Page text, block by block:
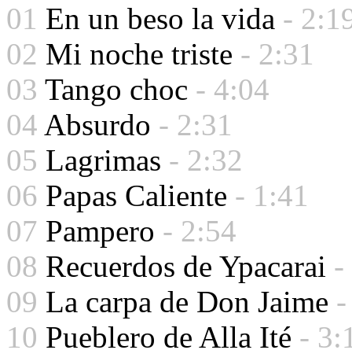
01 En un beso la vida -
02 Mi noche triste - 2:31
03 Tango choc - 4:04
04 Absurdo - 2:31
05 Lagrimas - 2:32
06 Papas Caliente - 1:41
07 Pampero - 2:54
08 Recuerdos de Ypacarai -
09 La carpa de Don Jaime
10 Pueblero de Alla Ité -